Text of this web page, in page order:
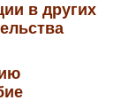
в других